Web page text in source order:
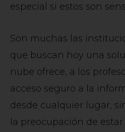
especial si estos son
Son muchas las
que buscan hoy una
nube ofrece, a los
acceso seguro a la
desde cualquier lugar,
la preocupación de